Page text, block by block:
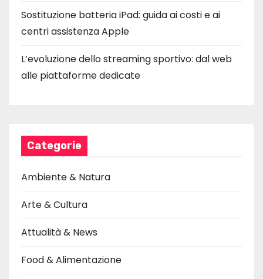
Sostituzione batteria iPad: guida ai costi e ai
centri assistenza Apple
L’evoluzione dello streaming sportivo: dal web
alle piattaforme dedicate
Categorie
Ambiente & Natura
Arte & Cultura
Attualità & News
Food & Alimentazione